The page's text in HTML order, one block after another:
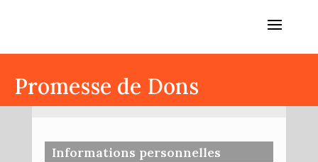
Promesse de Dons
Informations personnelles